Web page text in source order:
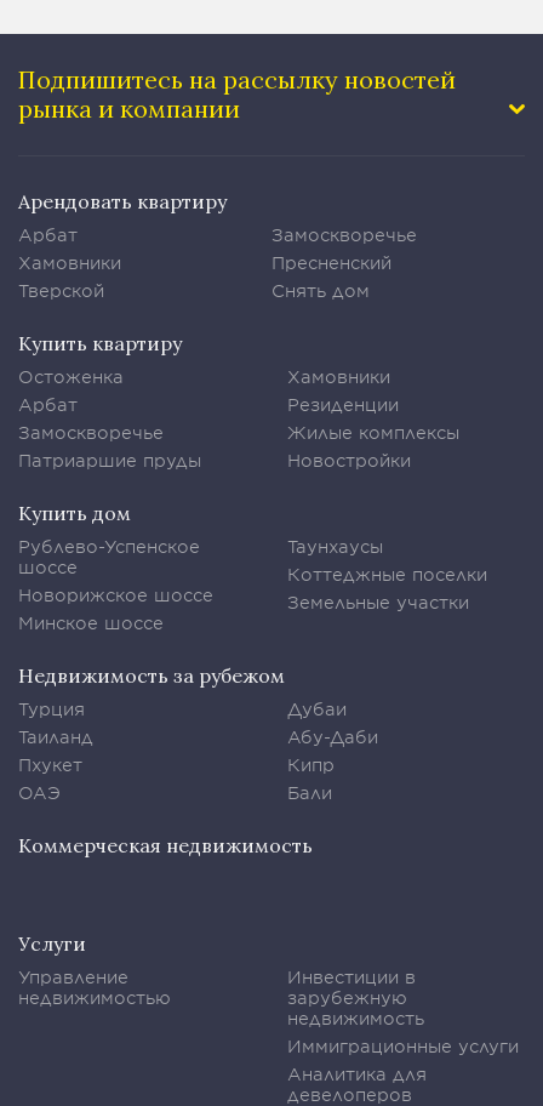
Подпишитесь на рассылку новостей
рынка и компании
Арендовать квартиру
Арбат
Хамовники
Тверской
Замоскворечье
Пресненский
Снять дом
Купить квартиру
Остоженка
Арбат
Замоскворечье
Патриаршие пруды
Хамовники
Резиденции
Жилые комплексы
Новостройки
Купить дом
Рублево-Успенское
шоссе
Новорижское шоссе
Минское шоссе
Таунхаусы
Коттеджные поселки
Земельные участки
Недвижимость за рубежом
Турция
Таиланд
Пхукет
ОАЭ
Дубаи
Абу-Даби
Кипр
Бали
Коммерческая недвижимость
Услуги
Управление
недвижимостью
Инвестиции в
зарубежную
недвижимость
Иммиграционные услуги
Аналитика для
девелоперов